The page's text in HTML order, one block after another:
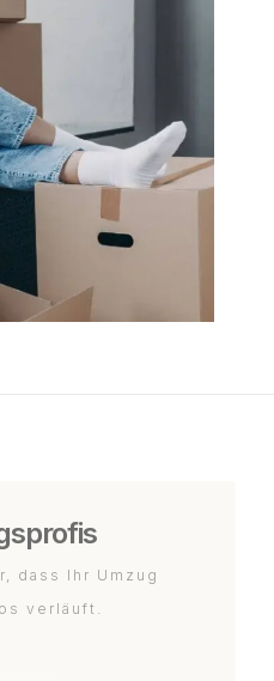
dass Ihr Umzug
verläuft.